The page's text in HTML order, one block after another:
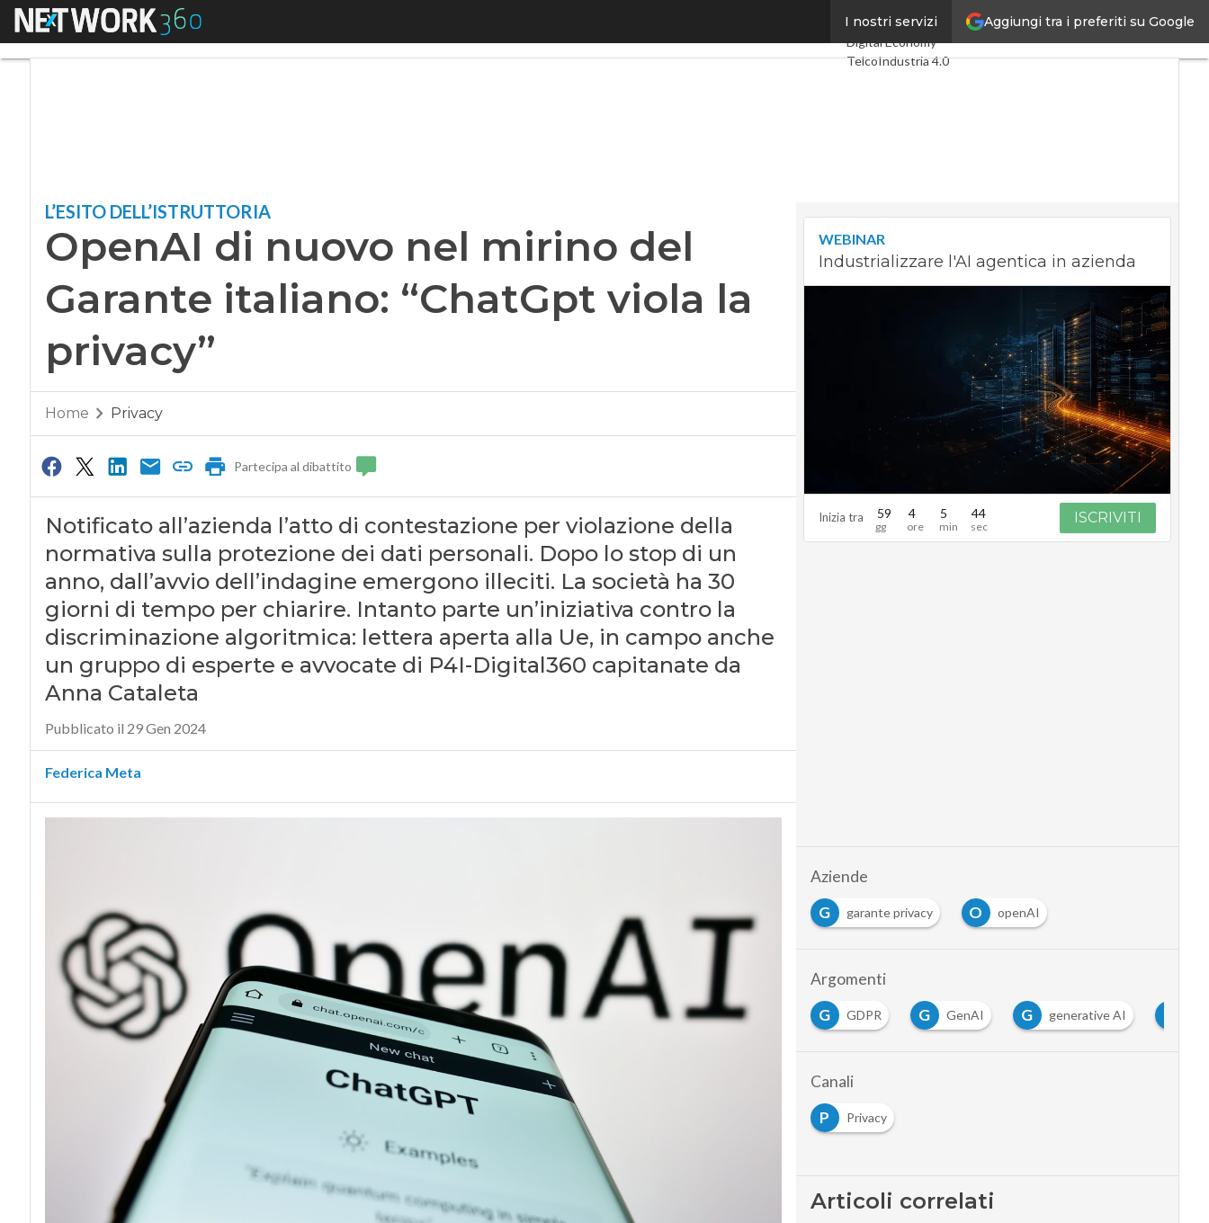
Aggiungi tra i preferiti su Google
I nostri servizi
Menu OpenAI di nuovo nel mirino del Garante italiano: “ChatGpt viola la privacy”Ultimi articoli
Digital Economy
TelcoIndustria 4.0
L’ESITO DELL’ISTRUTTORIA
OpenAI di nuovo nel mirino del
Garante italiano: “ChatGpt viola la
privacy”
Home Privacy
Partecipa al dibattito
Notificato all’azienda l’atto di contestazione per violazione della
normativa sulla protezione dei dati personali. Dopo lo stop di un
anno, dall’avvio dell’indagine emergono illeciti. La società ha 30
giorni di tempo per chiarire. Intanto parte un’iniziativa contro la
discriminazione algoritmica: lettera aperta alla Ue, in campo anche
un gruppo di esperte e avvocate di P4I-Digital360 capitanate da
Anna Cataleta
Pubblicato il 29 Gen 2024
Federica Meta
WEBINAR
Industrializzare l'AI agentica in azienda
Inizia tra 59 4 5 43 ISCRIVITI
Aziende
G
garante privacy O openAI
Argomenti
C
chatgpt G GDPR G GenAI G generative AI
Canali
P
Privacy
Articoli correlati